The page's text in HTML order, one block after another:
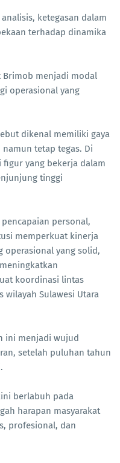
ketegasan dalam
terhadap dinamika
Brimob menjadi modal
operasional yang
dikenal memiliki gaya
tetap tegas. Di
figur yang bekerja dalam
tinggi
personal,
memperkuat kinerja
operasional yang solid,
koordinasi lintas
wilayah Sulawesi Utara
ini menjadi wujud
setelah puluhan tahun
berlabuh pada
harapan masyarakat
profesional, dan